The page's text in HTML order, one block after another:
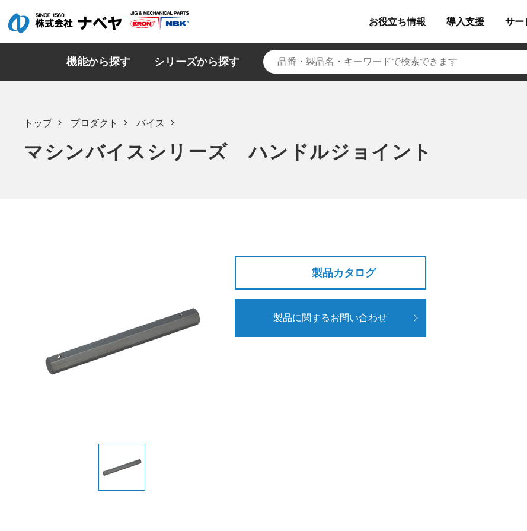
お役立ち情報 導入支援 サー
機能から探す シリーズから探す
トップ プロダクト バイス
マシンバイスシリーズ ハンドルジョイント
製品カタログ
製品に関するお問い合わせ